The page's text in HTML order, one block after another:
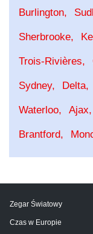
Burlington
Sherbrooke
Trois-Rivières
Sydney Delta
Waterloo Ajax
Brantford
Zegar Światowy
Czas w Europie